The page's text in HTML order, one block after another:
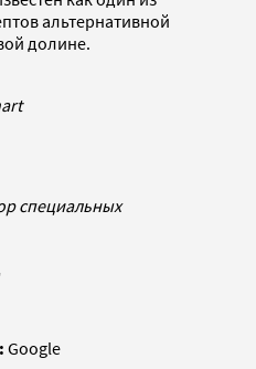
альтернативной
долине.
специальных
Google